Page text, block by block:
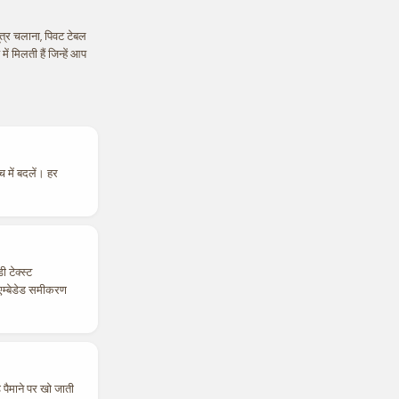
चलाना, पिवट टेबल
मिलती हैं जिन्हें आप
में बदलें। हर
टेक्स्ट
समीकरण
पर खो जाती